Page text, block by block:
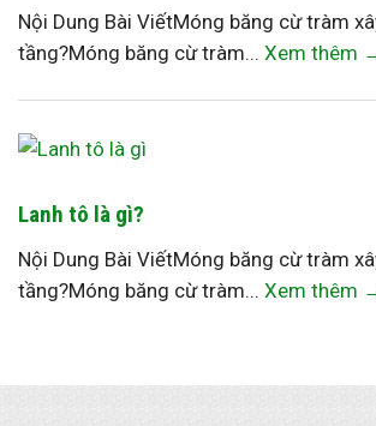
Nội Dung Bài ViếtMóng băng cừ tràm
tầng?Móng băng cừ tràm... Xem thêm
Lanh tô là gì?
Nội Dung Bài ViếtMóng băng cừ tràm
tầng?Móng băng cừ tràm... Xem thêm